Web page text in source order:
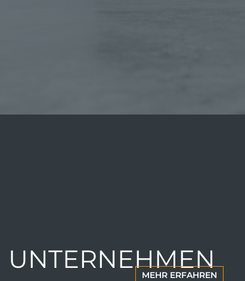
UNTERNEHMEN
MEHR ERFAHREN